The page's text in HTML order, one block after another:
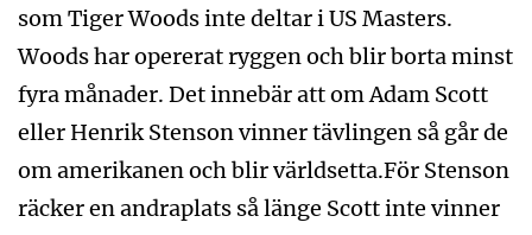
som Tiger Woods inte deltar i US Masters.
Woods har opererat ryggen och blir borta minst
fyra månader. Det innebär att om Adam Scott
eller Henrik Stenson vinner tävlingen så går de
om amerikanen och blir världsetta.För Stenson
räcker en andraplats så länge Scott inte vinner